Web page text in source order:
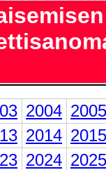
2004 2005
2014 2015
2024 2025